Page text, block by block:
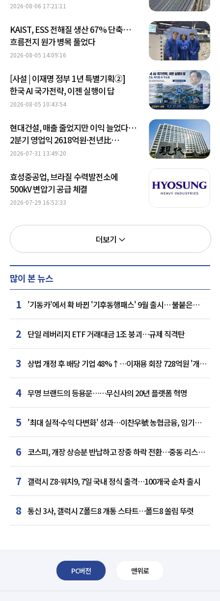
2026-08-06 17:21:11
KAIST, ESS 전해질 생산 67% 단축…
흐름전지 원가 병목 풀었다
2026-08-05 14:09:16
[사설 | 이재명 정부 1년 특별기획②]
한국 AI 국가전략, 이젠 실행이 답
2026-08-05 10:43:54
현대건설, 매출 줄었지만 이익 늘었다…
2분기 영업익 2618억원·전년比
20.7%↑
2026-07-31 13:49:20
효성중공업, 브라질 수력발전소에
500kV 변압기 공급 체결
2026-07-29 16:52:33
더보기
많이 본 뉴스
1 '기동카'에서 확 바뀐 '기후동행패스' 9월 출시… 불붙은
카드사 경쟁
2 단일 레버리지 ETF 거래대금 1조 붕괴…규제 직격탄
3
상법 개정 후 배당 기업 48%↑…이재용 회장 728억원 '개인
최다'
4 무명 브랜드의 등용문……무신사의 20년 플랫폼 혁명
5 '최대 실적·수익 다변화' 성과…이찬우號 농협금융, 임기
말년 성장 박차
6 코스피, 개장 상승분 반납하고 장중 하락 전환…중동 리스크·
美 경계감
7 갤럭시 Z8·워치9, 7일 국내 정식 출격…100개국 순차 출시
8 통신 3사, 갤럭시 Z폴드8 개통 스타트…폴드8 쏠림 뚜렷
PC버전 맨위로